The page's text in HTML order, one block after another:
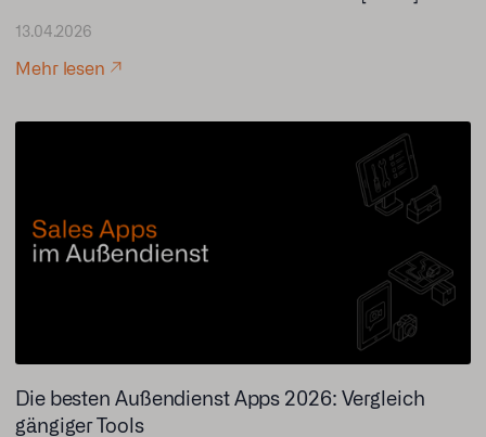
13.04.2026
Mehr lesen
Die besten Außendienst Apps 2026: Vergleich
gängiger Tools